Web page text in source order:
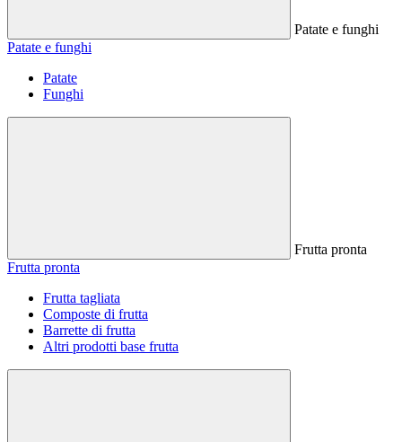
Patate e funghi
Patate e funghi
Patate
Funghi
Frutta pronta
Frutta pronta
Frutta tagliata
Composte di frutta
Barrette di frutta
Altri prodotti base frutta